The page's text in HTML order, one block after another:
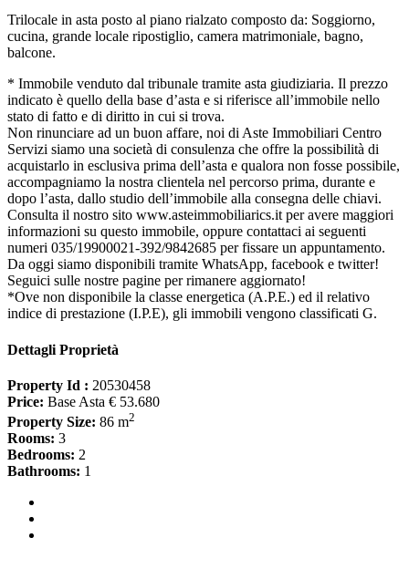
Trilocale in asta posto al piano rialzato composto da: Soggiorno,
cucina, grande locale ripostiglio, camera matrimoniale, bagno,
balcone.
* Immobile venduto dal tribunale tramite asta giudiziaria. Il prezzo
indicato è quello della base d’asta e si riferisce all’immobile nello
stato di fatto e di diritto in cui si trova.
Non rinunciare ad un buon affare, noi di Aste Immobiliari Centro
Servizi siamo una società di consulenza che offre la possibilità di
acquistarlo in esclusiva prima dell’asta e qualora non fosse possibile,
accompagniamo la nostra clientela nel percorso prima, durante e
dopo l’asta, dallo studio dell’immobile alla consegna delle chiavi.
Consulta il nostro sito www.asteimmobiliarics.it per avere maggiori
informazioni su questo immobile, oppure contattaci ai seguenti
numeri 035/19900021-392/9842685 per fissare un appuntamento.
Da oggi siamo disponibili tramite WhatsApp, facebook e twitter!
Seguici sulle nostre pagine per rimanere aggiornato!
*Ove non disponibile la classe energetica (A.P.E.) ed il relativo
indice di prestazione (I.P.E), gli immobili vengono classificati G.
Dettagli Proprietà
Property Id : 20530458
Price: Base Asta € 53.680
Property Size: 86 m2
Rooms: 3
Bedrooms: 2
Bathrooms: 1